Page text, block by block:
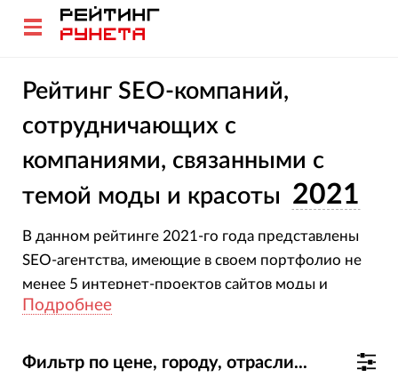
Рейтинг SEO-компаний,
сотрудничающих с
компаниями, связанными с
темой моды и красоты 2021
В данном рейтинге 2021-го года представлены
SEO-агентства, имеющие в своем портфолио не
менее 5 интернет-проектов сайтов моды и
красоты на продвижении.
Подробнее
Фильтр по цене, городу, отрасли...